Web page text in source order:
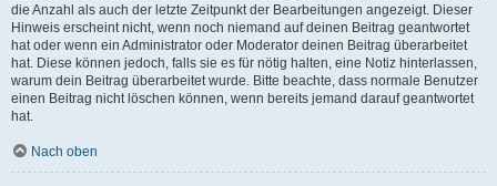
die Anzahl als auch der letzte Zeitpunkt der Bearbeitungen angezeigt. Dieser
Hinweis erscheint nicht, wenn noch niemand auf deinen Beitrag geantwortet
hat oder wenn ein Administrator oder Moderator deinen Beitrag überarbeitet
hat. Diese können jedoch, falls sie es für nötig halten, eine Notiz hinterlassen,
warum dein Beitrag überarbeitet wurde. Bitte beachte, dass normale Benutzer
einen Beitrag nicht löschen können, wenn bereits jemand darauf geantwortet
hat.
Nach oben